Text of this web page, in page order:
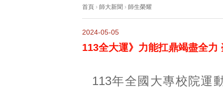
首頁 › 師大新聞 › 師生榮耀
2024-05-05
113全大運》力能扛鼎竭盡全
113年全國大專校院運